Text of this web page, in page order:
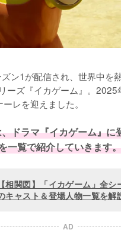
ン1が配信され、世界中を
ーズ『イカゲーム』。
レを迎えました。
ドラマ『イカゲーム』に
一覧で紹介していきます。
【相関図】「イカゲーム」全
キャスト＆登場人物一覧を解
AD